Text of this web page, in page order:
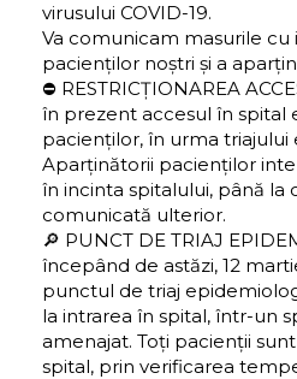
virusului COVID-19.
Va comunicam masurile
pacienților noștri și a
⛔️ RESTRICȚIONAREA
în prezent accesul în spital
pacienților, în urma triajului
Aparținătorii pacienților
în incinta spitalului, până la
comunicată ulterior.
🔎 PUNCT DE TRIAJ
începând de astăzi, 12
punctul de triaj
la intrarea în spital, într-un
amenajat. Toți pacienții
spital, prin verificarea